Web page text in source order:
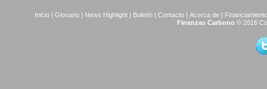
Inicio | Glosario | News Highlight | Boletín | Contacto | Acerca de |
Finanzas Carbono © 2016